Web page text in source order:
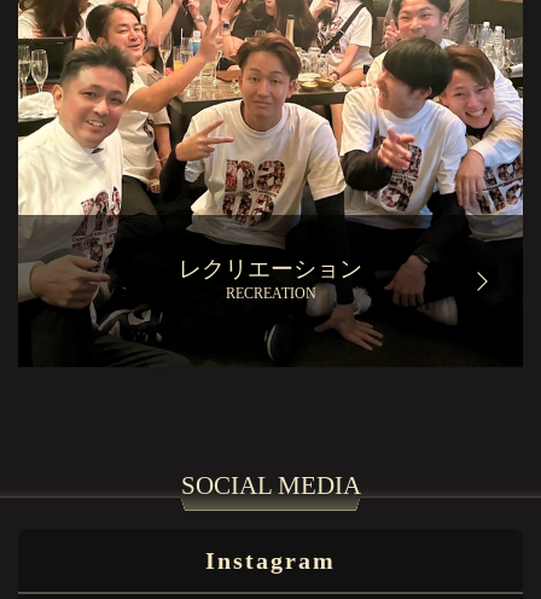
レクリエーション
RECREATION
SOCIAL MEDIA
Instagram